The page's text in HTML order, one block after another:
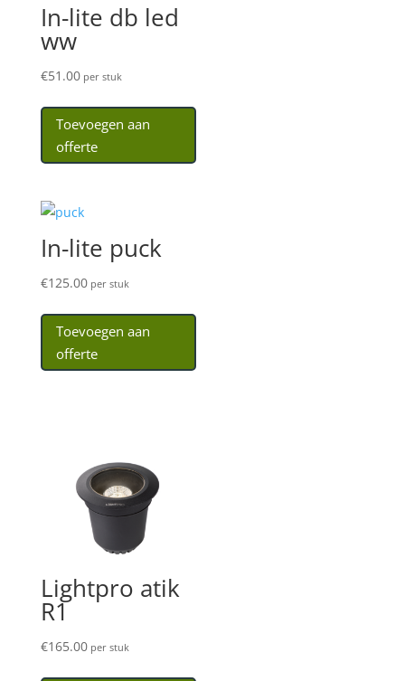
In-lite db led
ww
€51.00per stuk
Toevoegen aan
offerte
In-lite puck
€125.00per stuk
Toevoegen aan
offerte
Lightpro atik
R1
€165.00per stuk